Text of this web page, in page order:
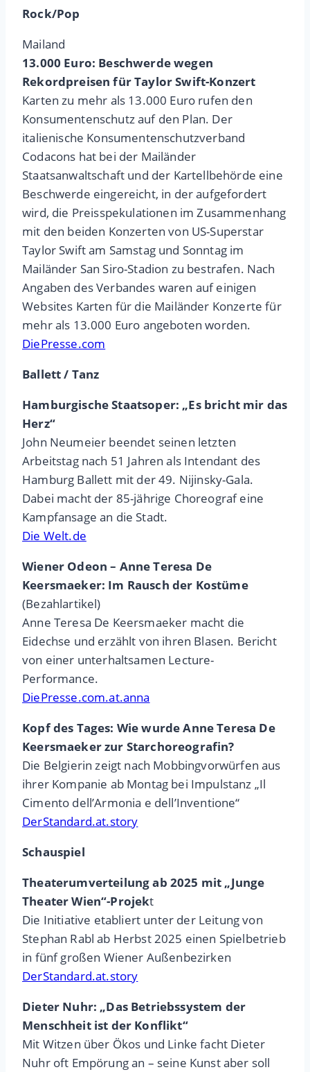
Rock/Pop
Mailand
13.000 Euro: Beschwerde wegen
Rekordpreisen für Taylor Swift-Konzert
Karten zu mehr als 13.000 Euro rufen den
Konsumentenschutz auf den Plan. Der
italienische Konsumentenschutzverband
Codacons hat bei der Mailänder
Staatsanwaltschaft und der Kartellbehörde eine
Beschwerde eingereicht, in der aufgefordert
wird, die Preisspekulationen im Zusammenhang
mit den beiden Konzerten von US-Superstar
Taylor Swift am Samstag und Sonntag im
Mailänder San Siro-Stadion zu bestrafen. Nach
Angaben des Verbandes waren auf einigen
Websites Karten für die Mailänder Konzerte für
mehr als 13.000 Euro angeboten worden.
DiePresse.com
Ballett / Tanz
Hamburgische Staatsoper: „Es bricht mir das
Herz“
John Neumeier beendet seinen letzten
Arbeitstag nach 51 Jahren als Intendant des
Hamburg Ballett mit der 49. Nijinsky-Gala.
Dabei macht der 85-jährige Choreograf eine
Kampfansage an die Stadt.
Die Welt.de
Wiener Odeon – Anne Teresa De
Keersmaeker: Im Rausch der Kostüme
(Bezahlartikel)
Anne Teresa De Keersmaeker macht die
Eidechse und erzählt von ihren Blasen. Bericht
von einer unterhaltsamen Lecture-
Performance.
DiePresse.com.at.anna
Kopf des Tages: Wie wurde Anne Teresa De
Keersmaeker zur Starchoreografin?
Die Belgierin zeigt nach Mobbingvorwürfen aus
ihrer Kompanie ab Montag bei Impulstanz „Il
Cimento dell’Armonia e dell’Inventione“
DerStandard.at.story
Schauspiel
Theaterumverteilung ab 2025 mit „Junge
Theater Wien“-Projekt
Die Initiative etabliert unter der Leitung von
Stephan Rabl ab Herbst 2025 einen Spielbetrieb
in fünf großen Wiener Außenbezirken
DerStandard.at.story
Dieter Nuhr: „Das Betriebssystem der
Menschheit ist der Konflikt“
Mit Witzen über Ökos und Linke facht Dieter
Nuhr oft Empörung an – seine Kunst aber soll